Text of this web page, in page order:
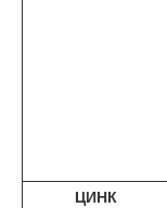
ЦИНК